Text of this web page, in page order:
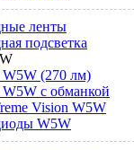
ленты
подсветка
(270 лм)
с обманкой
Vision W5W
W5W